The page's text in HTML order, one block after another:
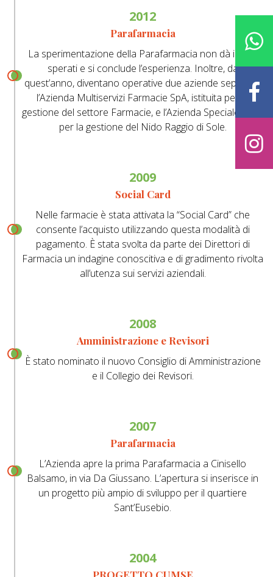
2012
Parafarmacia
La sperimentazione della Parafarmacia non dà i frutti
sperati e si conclude l’esperienza. Inoltre, da
quest’anno, diventano operative due aziende separate:
l’Azienda Multiservizi Farmacie SpA, istituita per la
gestione del settore Farmacie, e l’Azienda Speciale Nido
per la gestione del Nido Raggio di Sole.
2009
Social Card
Nelle farmacie è stata attivata la “Social Card” che
consente l’acquisto utilizzando questa modalità di
pagamento. È stata svolta da parte dei Direttori di
Farmacia un indagine conoscitiva e di gradimento rivolta
all’utenza sui servizi aziendali.
2008
Amministrazione e Revisori
È stato nominato il nuovo Consiglio di Amministrazione
e il Collegio dei Revisori.
2007
Parafarmacia
L’Azienda apre la prima Parafarmacia a Cinisello
Balsamo, in via Da Giussano. L’apertura si inserisce in
un progetto più ampio di sviluppo per il quartiere
Sant’Eusebio.
2004